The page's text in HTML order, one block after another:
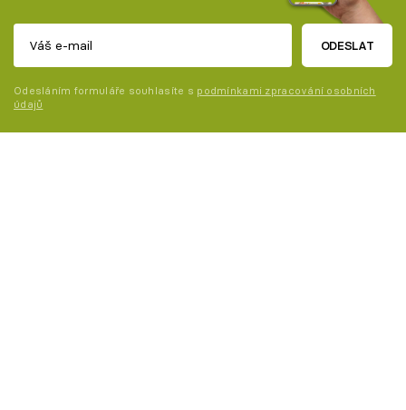
ODESLAT
Odesláním formuláře souhlasíte s podmínkami zpracování osobních
údajů